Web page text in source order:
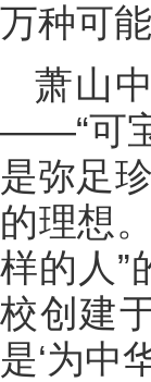
万种可能
萧山
——“可
是弥足
的理想
样的人”
校创建
是‘为中